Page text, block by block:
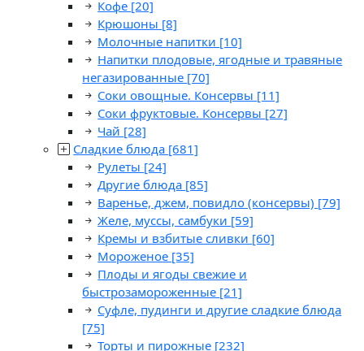
Кофе [20]
Крюшоны [8]
Молочные напитки [10]
Напитки плодовые, ягодные и травяные
негазированные [70]
Соки овощные. Консервы [11]
Соки фруктовые. Консервы [27]
Чай [28]
Сладкие блюда [681]
Рулеты [24]
Другие блюда [85]
Варенье, джем, повидло (консервы) [79]
Желе, муссы, самбуки [59]
Кремы и взбитые сливки [60]
Мороженое [35]
Плоды и ягоды свежие и
быстрозамороженные [21]
Суфле, пудинги и другие сладкие блюда
[75]
Торты и пирожные [232]